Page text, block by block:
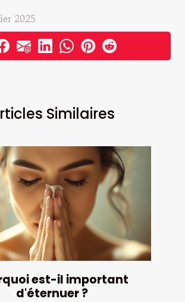
Similaires
est-il important
d'éternuer ?
2025